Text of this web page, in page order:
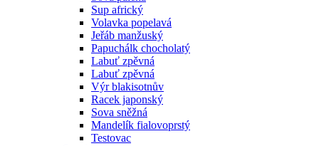
Sup africký
Volavka popelavá
Jeřáb manžuský
Papuchálk chocholatý
Labuť zpěvná
Labuť zpěvná
Výr blakisotnův
Racek japonský
Sova sněžná
Mandelík fialovoprstý
Testovac